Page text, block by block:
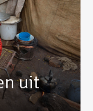
uit